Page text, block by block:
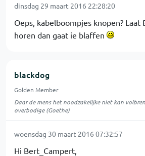
dinsdag 29 maart 2016 22:28:20
Oeps, kabelboompjes knopen? Laat
horen dan gaat ie blaffen
blackdog
Golden Member
Daar de mens het noodzakelijke niet kan
overbodige (Goethe)
woensdag 30 maart 2016 07:32:57
Hi Bert_Campert,